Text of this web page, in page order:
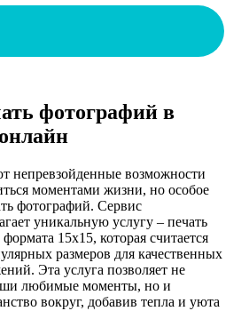
фотографий в
непревзойденные возможности
моментами жизни, но особое
фотографий. Сервис
уникальную услугу – печать
15х15, которая считается
размеров для качественных
Эта услуга позволяет не
любимые моменты, но и
вокруг, добавив тепла и уюта